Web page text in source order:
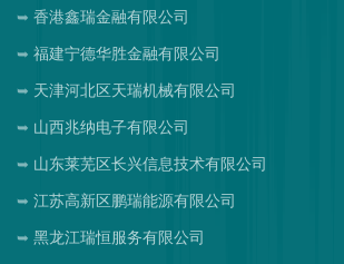
香港鑫瑞金融有限公司
福建宁德华胜金融有限公司
天津河北区天瑞机械有限公司
山西兆纳电子有限公司
山东莱芜区长兴信息技术有限公司
江苏高新区鹏瑞能源有限公司
黑龙江瑞恒服务有限公司